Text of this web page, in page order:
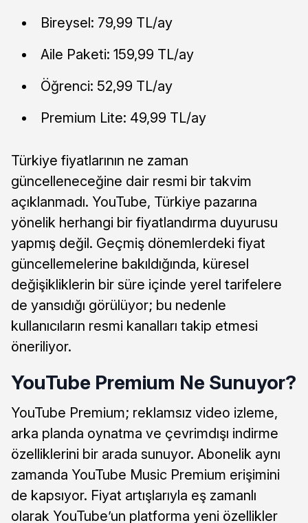
Bireysel: 79,99 TL/ay
Aile Paketi: 159,99 TL/ay
Öğrenci: 52,99 TL/ay
Premium Lite: 49,99 TL/ay
Türkiye fiyatlarının ne zaman
güncelleneceğine dair resmi bir takvim
açıklanmadı. YouTube, Türkiye pazarına
yönelik herhangi bir fiyatlandırma duyurusu
yapmış değil. Geçmiş dönemlerdeki fiyat
güncellemelerine bakıldığında, küresel
değişikliklerin bir süre içinde yerel tarifelere
de yansıdığı görülüyor; bu nedenle
kullanıcıların resmi kanalları takip etmesi
öneriliyor.
YouTube Premium Ne Sunuyor?
YouTube Premium; reklamsız video izleme,
arka planda oynatma ve çevrimdışı indirme
özelliklerini bir arada sunuyor. Abonelik aynı
zamanda YouTube Music Premium erişimini
de kapsıyor. Fiyat artışlarıyla eş zamanlı
olarak YouTube’un platforma yeni özellikler